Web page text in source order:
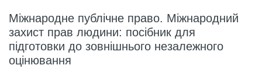
Міжнародне публічне право. Міжнародний
захист прав людини: посібник для
підготовки до зовнішнього незалежного
оцінювання